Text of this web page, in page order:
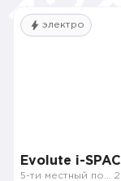
электро
Evolute i-